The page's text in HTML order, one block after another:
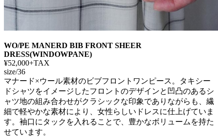
WO/PE MANERD BIB FRONT SHEER
DRESS(WINDOWPANE)
¥52,000+TAX
size/36
マナード×ウール素材のビブフロントワンピース。タキシー
ドシャツをイメージしたフロントのデザインと凹凸のあるシ
ャツ地の組み合わせがクラシックな印象でありながらも、繊
細で軽やかな素材により、女性らしいドレスに仕上げていま
す。袖口にタックを入れることで、豊かなボリュームを持た
せています。